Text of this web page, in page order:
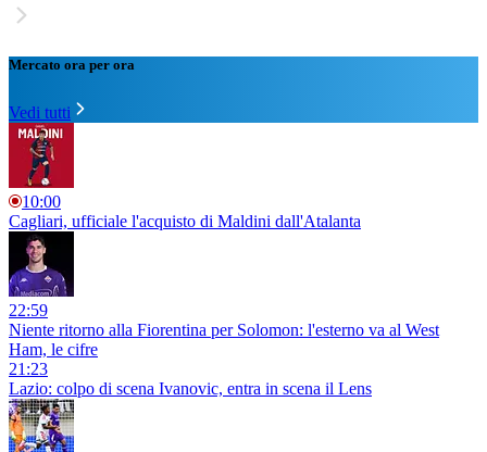
Mercato ora per ora
Vedi tutti
10:00
Cagliari, ufficiale l'acquisto di Maldini dall'Atalanta
22:59
Niente ritorno alla Fiorentina per Solomon: l'esterno va al West
Ham, le cifre
21:23
Lazio: colpo di scena Ivanovic, entra in scena il Lens